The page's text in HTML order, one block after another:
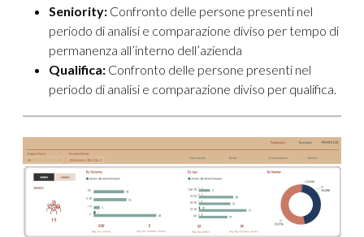
Seniority: Confronto delle persone presenti nel
periodo di analisi e comparazione diviso per tempo di
permanenza all’interno dell’azienda
Qualifica: Confronto delle persone presenti nel
periodo di analisi e comparazione diviso per qualifica.